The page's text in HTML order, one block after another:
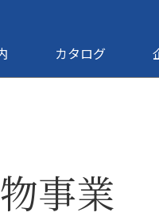
カタログ
事業